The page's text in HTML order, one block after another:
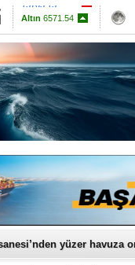
Altın 6571.54
Euro55.097
Süveyş tonaj yetkisi
yüzer havuza
yeni Römorkör!